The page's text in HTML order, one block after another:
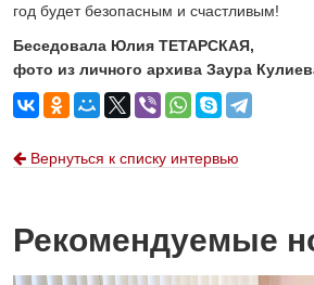
год будет безопасным и счастливым!
Беседовала Юлия ТЕТАРСКАЯ,
фото из личного архива Заура
Вернуться к списку интервью
Рекомендуемые